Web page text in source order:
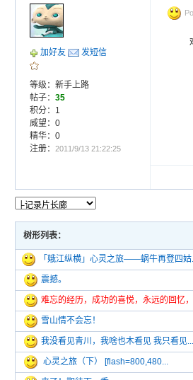
小字报
加好友 发短信
等级：新手上路
帖子： 35
积分：1
威望：0
精华：0
注册：
2011/9/13 21:22:25
树形列表：
「娥江纵横」心灵之旅——蜗牛再登四姑
震撼。
难忘的经历，成功的喜悦，永远的回忆
雪山情不会忘！
我没看见青川，我啥也木看见 我只看见...
心灵之旅（下） [flash=800,480...